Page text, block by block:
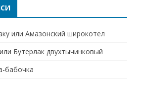
или Амазонский широкотел
Бутерлак двухтычинковый
бабочка